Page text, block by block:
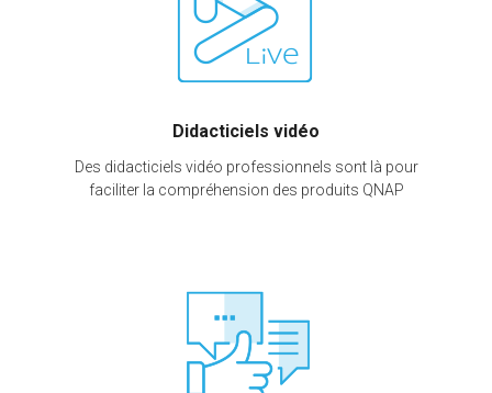
Didacticiels vidéo
Des didacticiels vidéo professionnels sont là pour
faciliter la compréhension des produits QNAP